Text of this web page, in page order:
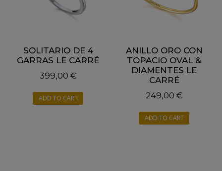
SOLITARIO DE 4
GARRAS LE CARRÉ
399,00 €
ADD TO CART
ANILLO ORO CON
TOPACIO OVAL &
DIAMENTES LE
CARRÉ
249,00 €
ADD TO CART